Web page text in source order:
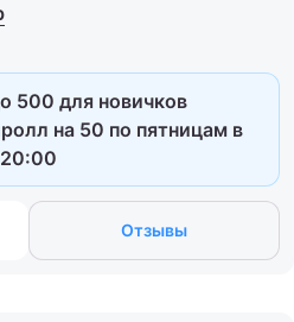
500 для новичков
на 50 по пятницам в
20:00
Отзывы